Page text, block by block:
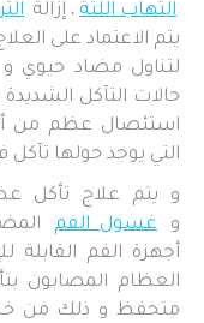
التهاب اللثة ، إزالة
يتم الاعتماد على
لتناول مضاد حيوي و
حالات التآكل
استئصال عظم من
التي يوجد حولها
و يتم علاج تأكل
و
غسول الفم
أجهزة الفم
العظام المصابون
متحفظ و ذلك من